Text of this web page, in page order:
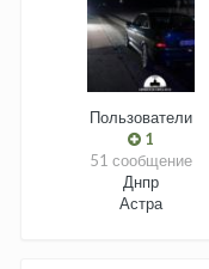
Пользователи
1
51 сообщение
Днпр
Астра